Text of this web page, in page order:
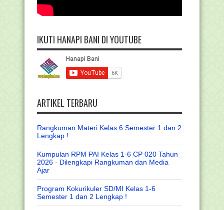
IKUTI HANAPI BANI DI YOUTUBE
ARTIKEL TERBARU
Rangkuman Materi Kelas 6 Semester 1 dan 2
Lengkap !
Kumpulan RPM PAI Kelas 1-6 CP 020 Tahun
2026 - Dilengkapi Rangkuman dan Media
Ajar
Program Kokurikuler SD/MI Kelas 1-6
Semester 1 dan 2 Lengkap !